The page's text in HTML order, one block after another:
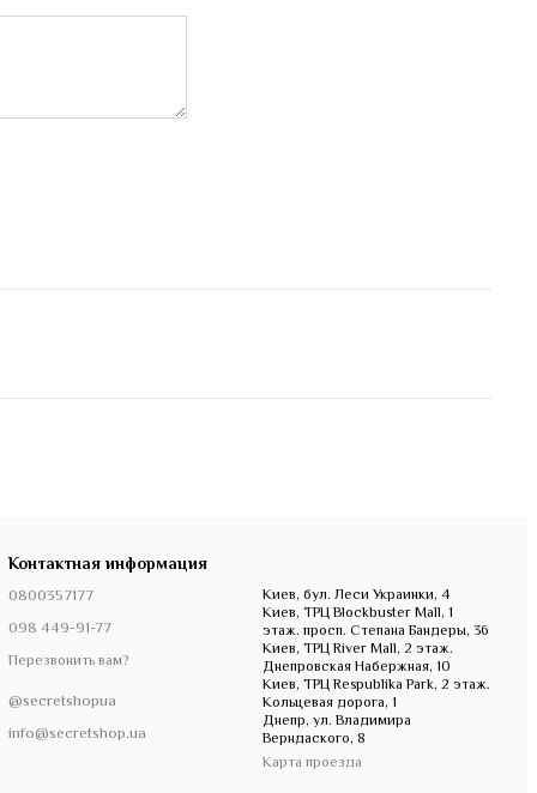
Контактная информация
0800357177
098 449-91-77
Перезвонить вам?
@secretshopua
info@secretshop.ua
Киев, бул. Леси Украинки, 4
Киев, ТРЦ Blockbuster Mall, 1
этаж. просп. Степана Бандеры, 36
Киев, ТРЦ River Mall, 2 этаж.
Днепровская Набержная, 10
Киев, ТРЦ Respublika Park, 2 этаж.
Кольцевая дорога, 1
Днепр, ул. Владимира
Верндаского, 8
Карта проезда